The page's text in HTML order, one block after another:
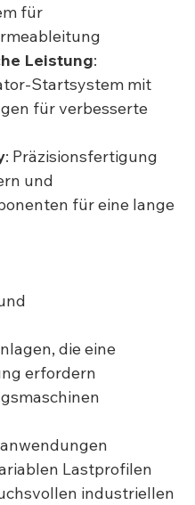
für
Leistung:
Startsystem mit
für verbesserte
: Präzisionsfertigung
und
für eine lange
die eine
erfordern
Lastprofilen
industriellen